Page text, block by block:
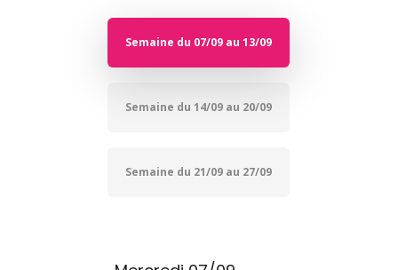
Semaine du 07/09 au 13/09
Semaine du 14/09 au 20/09
Semaine du 21/09 au 27/09